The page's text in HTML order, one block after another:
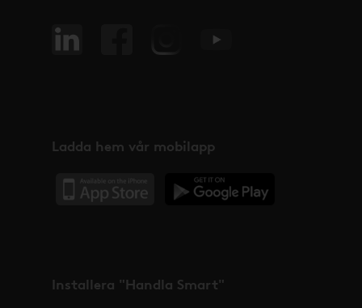
Ladda hem vår mobilapp
Installera "Handla Smart"